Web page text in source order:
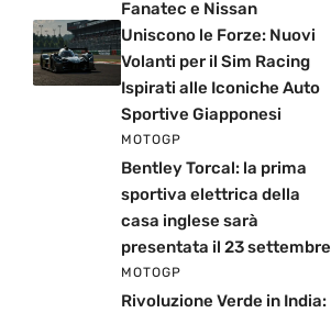
Fanatec e Nissan
Uniscono le Forze: Nuovi
Volanti per il Sim Racing
Ispirati alle Iconiche Auto
Sportive Giapponesi
MOTOGP
Bentley Torcal: la prima
sportiva elettrica della
casa inglese sarà
presentata il 23 settembre
MOTOGP
Rivoluzione Verde in India: